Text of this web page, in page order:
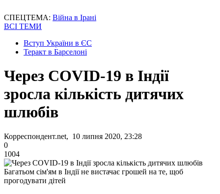
СПЕЦТЕМА: Війна в Ірані
ВСІ ТЕМИ
Вступ України в ЄС
Теракт в Барселоні
Через COVID-19 в Індії
зросла кількість дитячих
шлюбів
Корреспондент.net, 10 липня 2020, 23:28
0
1004
Багатьом сім'ям в Індії не вистачає грошей на те, щоб
прогодувати дітей